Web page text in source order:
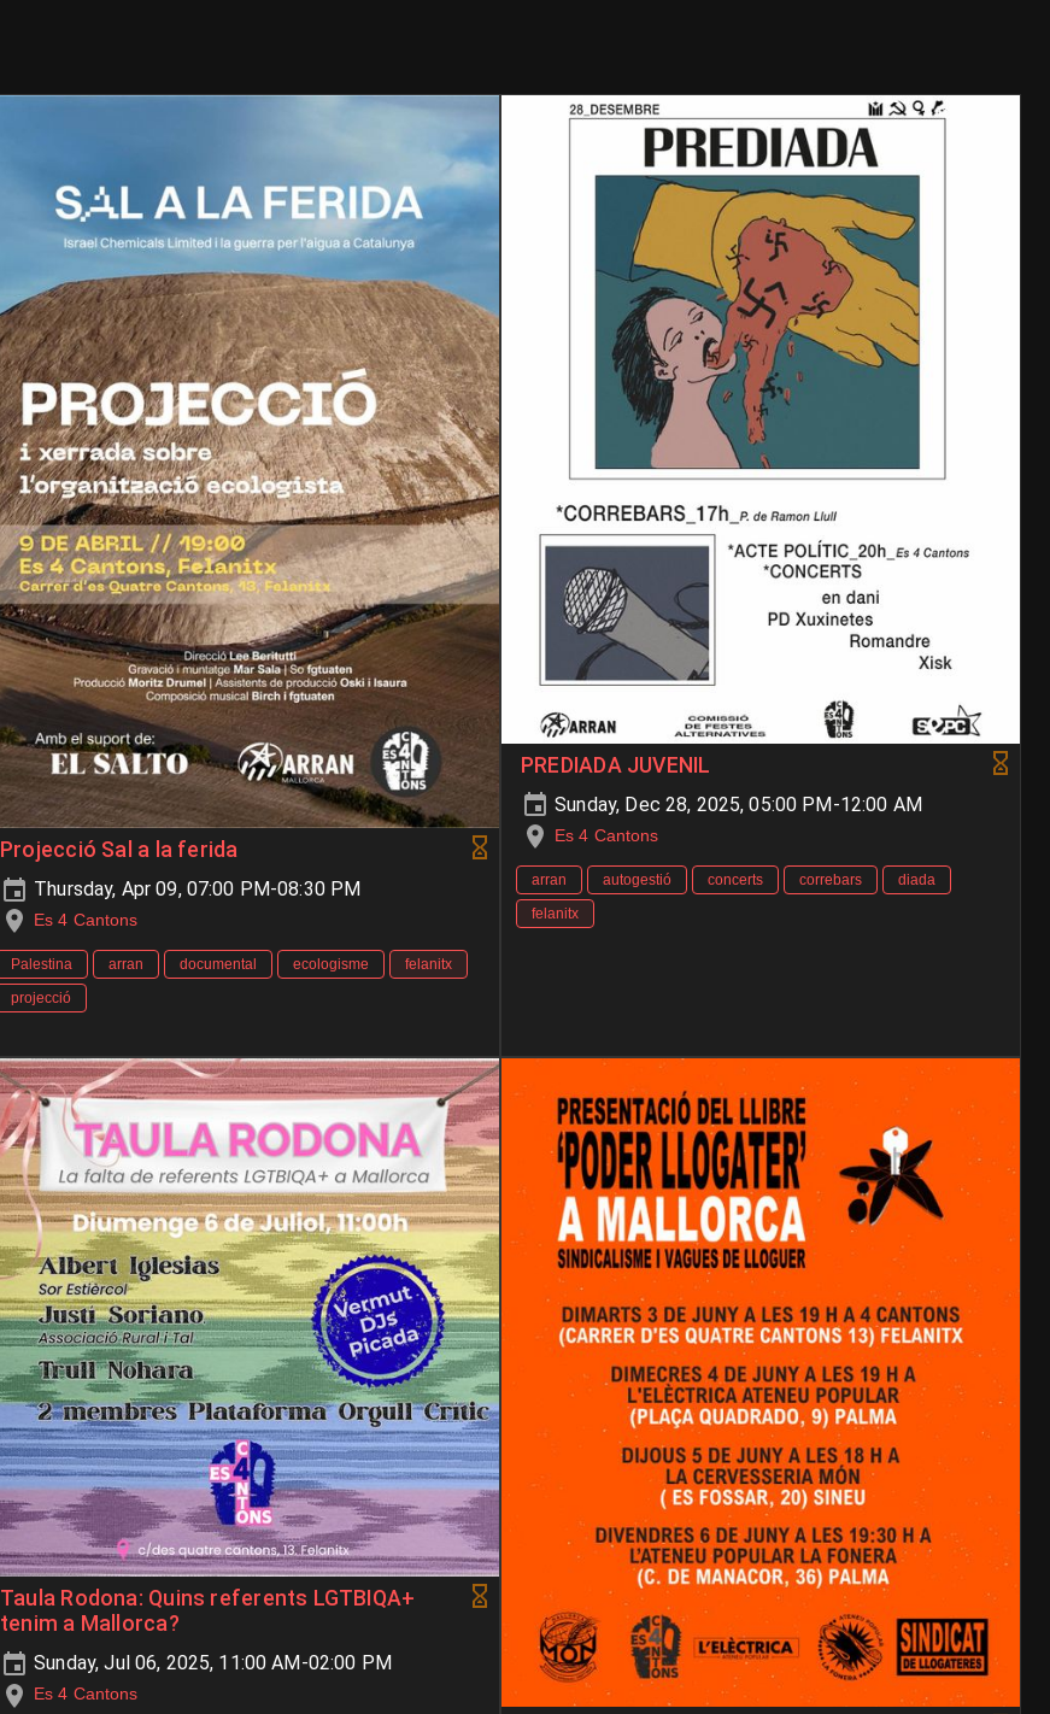
Projecció Sal a la ferida
Thursday, Apr 09, 07:00 PM-08:30 PM
Es 4 Cantons
Palestina arran documental ecologisme
felanitx
projecció
PREDIADA JUVENIL
Sunday, Dec 28, 2025, 05:00 PM-12:00 AM
Es 4 Cantons
arran autogestió concerts correbars
diada
felanitx
Taula Rodona: Quins referents LGTBIQA+
tenim a Mallorca?
Sunday, Jul 06, 2025, 11:00 AM-02:00 PM
Es 4 Cantons